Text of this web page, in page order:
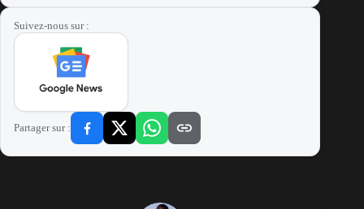
Suivez-nous sur :
Partager sur :